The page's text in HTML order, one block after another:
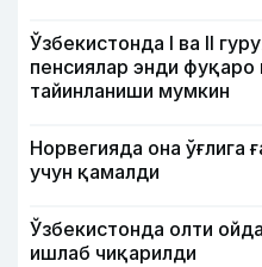
Ўзбекистонда I ва II
пенсиялар энди
тайинланиши мумкин
Норвегияда она ўғлига
учун қамалди
Ўзбекистонда олти
ишлаб чиқарилди